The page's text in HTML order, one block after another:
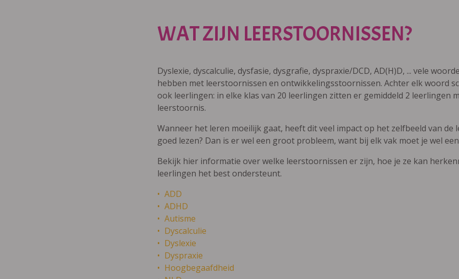
WAT ZIJN LEERSTOORNISSEN?
Dyslexie, dyscalculie, dysfasie, dysgrafie, dyspraxie/DCD, AD(H)D, ... vele
hebben met leerstoornissen en ontwikkelingsstoornissen. Achter elk woord
ook leerlingen: in elke klas van 20 leerlingen zitten er gemiddeld 2 leerlingen
leerstoornis.
Wanneer het leren moeilijk gaat, heeft dit veel impact op het zelfbeeld van de
goed lezen? Dan is er wel een groot probleem, want bij elk vak moet je wel
Bekijk hier informatie over welke leerstoornissen er zijn, hoe je ze kan
leerlingen het best ondersteunt.
ADD
ADHD
Autisme
Dyscalculie
Dyslexie
Dyspraxie
Hoogbegaafdheid